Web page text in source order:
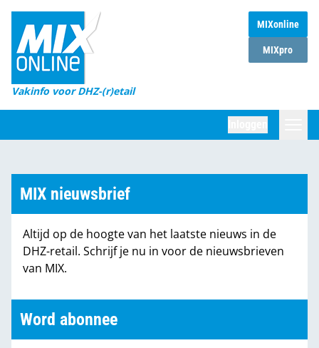
MIXonline
MIXpro
Vakinfo voor DHZ-(r)etail
Home
Magazines
DHZ Sessie
Marktcijfers
Partners
MIX nieuwsbrief
Altijd op de hoogte van het laatste nieuws in de
DHZ-retail. Schrijf je nu in voor de nieuwsbrieven
van MIX.
Word abonnee